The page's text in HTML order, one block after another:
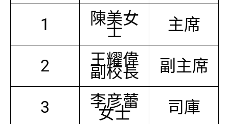
1
陳美女
士 主席
2 王耀偉
副校長 副主席
3 李彦蕾
女士 司庫